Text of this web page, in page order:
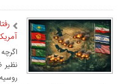
نظیر